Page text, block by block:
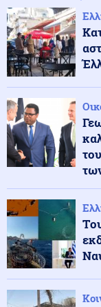
Κόσμος
Νέα
στον
Κοινωνία
Πάτρα:
Κυπριακό
Κόσμος
πριν
Κοινωνία